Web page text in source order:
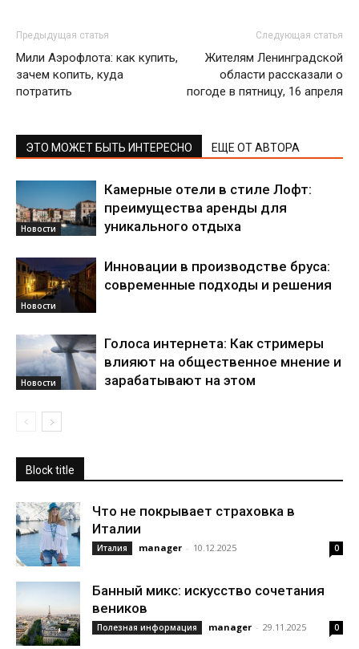
Предыдущая статья
Мили Аэрофлота: как купить,
зачем копить, куда
потратить
Следующая статья
Жителям Ленинградской
области рассказали о
погоде в пятницу, 16 апреля
ЭТО МОЖЕТ БЫТЬ ИНТЕРЕСНО ЕЩЕ ОТ АВТОРА
Новости
Камерные отели в стиле Лофт:
преимущества аренды для
уникального отдыха
Новости
Инновации в производстве бруса:
современные подходы и решения
Новости
Голоса интернета: Как стримеры
влияют на общественное мнение и
зарабатывают на этом
Block title
Что не покрывает страховка в
Италии
Италия manager - 10.12.2025 0
Банный микс: искусство сочетания
веников
Полезная информация manager - 29.11.2025 0